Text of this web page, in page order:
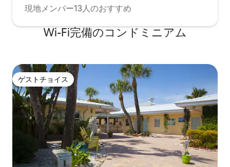
現地メンバー13人のおすすめ
Wi-Fi完備のコンドミニアム
ゲストチョイス
ゲストチョイス